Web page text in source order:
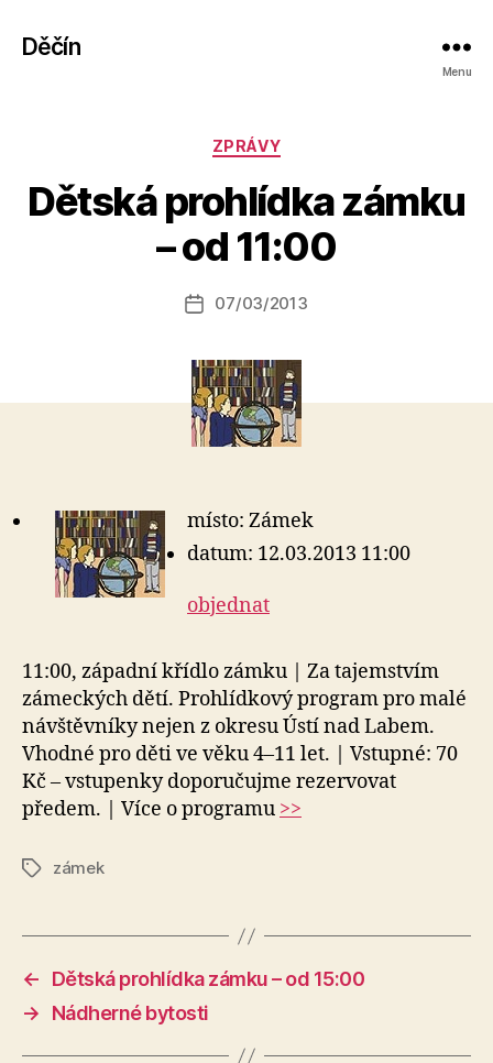
Děčín
Menu
Rubriky
ZPRÁVY
Dětská prohlídka zámku
– od 11:00
Autor
příspěvku
A
t
o
a
s
o
Datum
07/03/2013
místo: Zámek
datum: 12.03.2013 11:00
objednat
11:00, západní křídlo zámku | Za tajemstvím
zámeckých dětí. Prohlídkový program pro malé
návštěvníky nejen z okresu Ústí nad Labem.
Vhodné pro děti ve věku 4–11 let. | Vstupné: 70
Kč – vstupenky doporučujme rezervovat
předem. | Více o programu >>
Štítkyzámek
←
Dětská prohlídka zámku – od 15:00
→
Nádherné bytosti